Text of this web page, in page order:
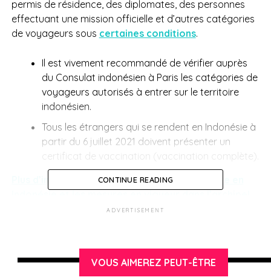
permis de résidence, des diplomates, des personnes
effectuant une mission officielle et d’autres catégories
de voyageurs sous certaines conditions.
Il est vivement recommandé de vérifier auprès
du Consulat indonésien à Paris les catégories de
voyageurs autorisés à entrer sur le territoire
indonésien.
Tous les étrangers qui se rendent en Indonésie à
partir du 6 juillet 2021 doivent présenter un
Plus d’informations sur les conditions d’entrée en
Indonésie et les mesures en vigueur dans l’archipel
derniers conseils aux voyageurs du Quai d’Orsay
CONTINUE READING
ADVERTISEMENT
VOUS AIMEREZ PEUT-ÊTRE